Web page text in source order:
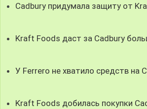
Cadbury придумала защиту от
Kraft Foods даст за Cadbury
У Ferrero не хватило средств на
Kraft Foods добилась покупки